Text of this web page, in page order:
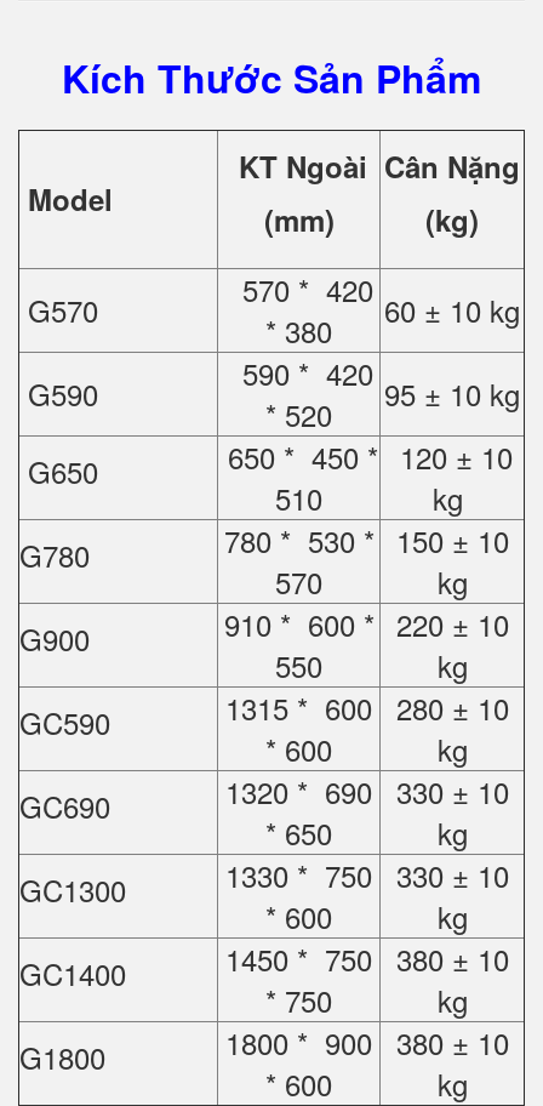
Kích Thước Sản Phẩm
Model
KT Ngoài
(mm)
Cân Nặng
(kg)
G570
570 * 420
* 380
60 ± 10 kg
G590
590 * 420
* 520
95 ± 10 kg
G650
650 * 450 *
510
120 ± 10
kg
G780
780 * 530 *
570
150 ± 10
kg
G900
910 * 600 *
550
220 ± 10
kg
GC590
1315 * 600
* 600
280 ± 10
kg
GC690
1320 * 690
* 650
330 ± 10
kg
GC1300
1330 * 750
* 600
330 ± 10
kg
GC1400
1450 * 750
* 750
380 ± 10
kg
G1800
1800 * 900
* 600
380 ± 10
kg